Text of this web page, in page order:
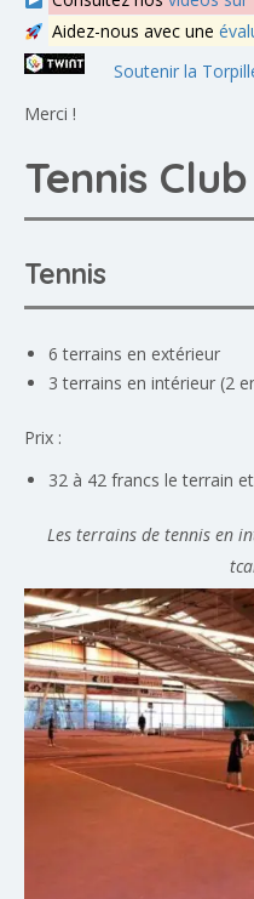
Aidez-nous avec une
Soutenir la
Merci !
Tennis
Tennis
6 terrains en extérieur
3 terrains en intérieur (2
Prix :
32 à 42 francs le terrain et
Les terrains de tennis en